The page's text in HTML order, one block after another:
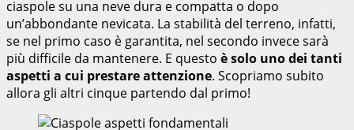
ciaspole su una neve dura e compatta o dopo
un’abbondante nevicata. La stabilità del terreno, infatti,
se nel primo caso è garantita, nel secondo invece sarà
più difficile da mantenere. E questo è solo uno dei tanti
aspetti a cui prestare attenzione. Scopriamo subito
allora gli altri cinque partendo dal primo!